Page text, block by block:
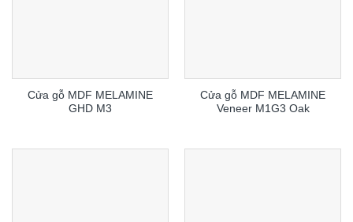
Cửa gỗ MDF MELAMINE
GHD M3
Cửa gỗ MDF MELAMINE
Veneer M1G3 Oak